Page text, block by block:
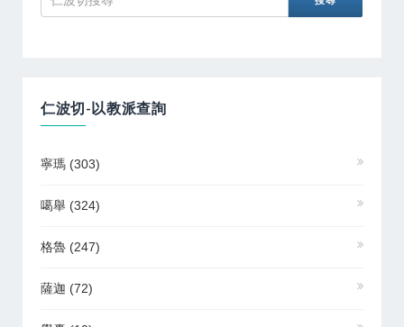
仁波切-以教派查詢
寧瑪 (303)
噶舉 (324)
格魯 (247)
薩迦 (72)